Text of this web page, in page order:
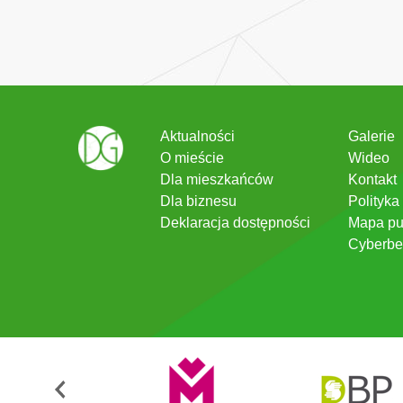
Aktualności
O mieście
Dla mieszkańców
Dla biznesu
Deklaracja dostępności
Galerie
Wideo
Kontakt
Mapa